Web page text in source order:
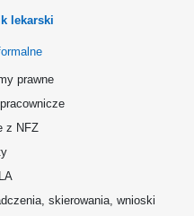
lekarski
prawne
z NFZ
skierowania, wnioski